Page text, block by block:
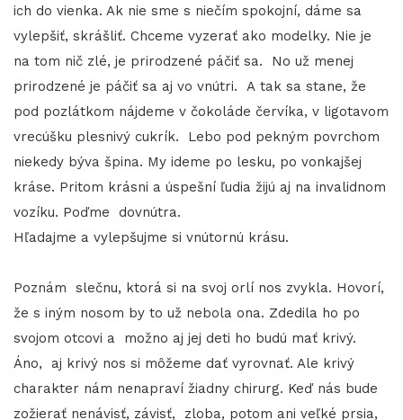
ich do vienka. Ak nie sme s niečím spokojní, dáme sa
vylepšiť, skrášliť. Chceme vyzerať ako modelky. Nie je
na tom nič zlé, je prirodzené páčiť sa. No už menej
prirodzené je páčiť sa aj vo vnútri. A tak sa stane, že
pod pozlátkom nájdeme v čokoláde červíka, v ligotavom
vrecúšku plesnivý cukrík. Lebo pod pekným povrchom
niekedy býva špina. My ideme po lesku, po vonkajšej
kráse. Pritom krásni a úspešní ľudia žijú aj na invalidnom
vozíku. Poďme dovnútra.
Hľadajme a vylepšujme si vnútornú krásu.
Poznám slečnu, ktorá si na svoj orlí nos zvykla. Hovorí,
že s iným nosom by to už nebola ona. Zdedila ho po
svojom otcovi a možno aj jej deti ho budú mať krivý.
Áno, aj krivý nos si môžeme dať vyrovnať. Ale krivý
charakter nám nenapraví žiadny chirurg. Keď nás bude
zožierať nenávisť, závisť, zloba, potom ani veľké prsia,